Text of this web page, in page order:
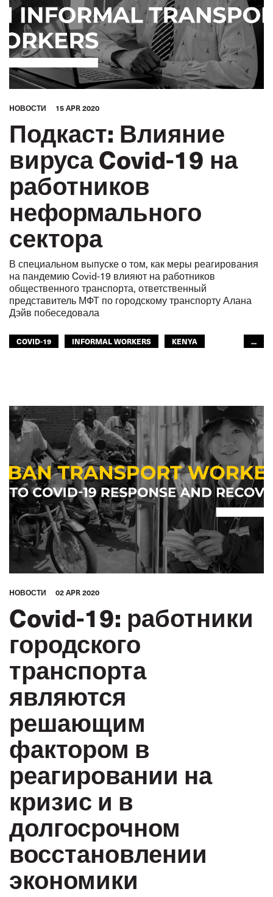
HОВОСТИ 15 APR 2020
Подкаст: Влияние
вируса Covid-19 на
работников
неформального
сектора
В специальном выпуске о том, как меры реагирования
на пандемию Covid-19 влияют на работников
общественного транспорта, ответственный
представитель МФТ по городскому транспорту Алана
Дэйв побеседовала
COVID-19 INFORMAL WORKERS
KENYA
GLOBAL
...
HОВОСТИ 02 APR 2020
Covid-19: работники
городского
транспорта
являются
решающим
фактором в
реагировании на
кризис и в
долгосрочном
восстановлении
экономики